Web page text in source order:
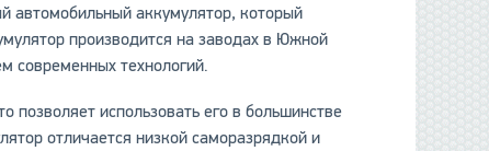
автомобильный аккумулятор, который
производится на заводах в Южной
современных технологий.
использовать его в большинстве
отличается низкой саморазрядкой и